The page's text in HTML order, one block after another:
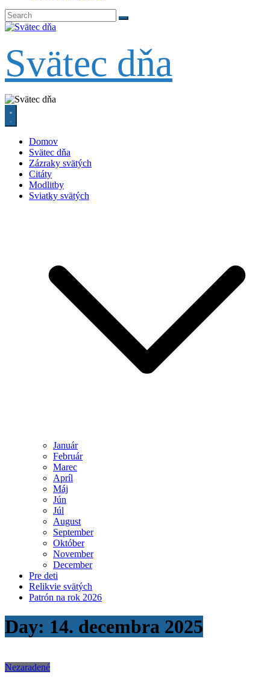
Svätec dňa
Domov
Svätec dňa
Zázraky svätých
Citáty
Modlitby
Sviatky svätých
Január
Február
Marec
Apríl
Máj
Jún
Júl
August
September
Október
November
December
Pre deti
Relikvie svätých
Patrón na rok 2026
Day: 14. decembra 2025
Nezaradené